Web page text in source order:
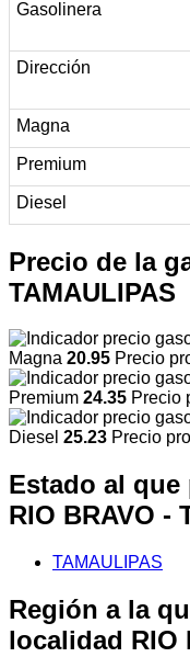
Precio de la
TAMAULIPAS
Magna 20.95 Precio
Premium 24.35 Precio
Diesel 25.23 Precio
Estado al que
RIO BRAVO -
TAMAULIPAS
Región a la
localidad RIO